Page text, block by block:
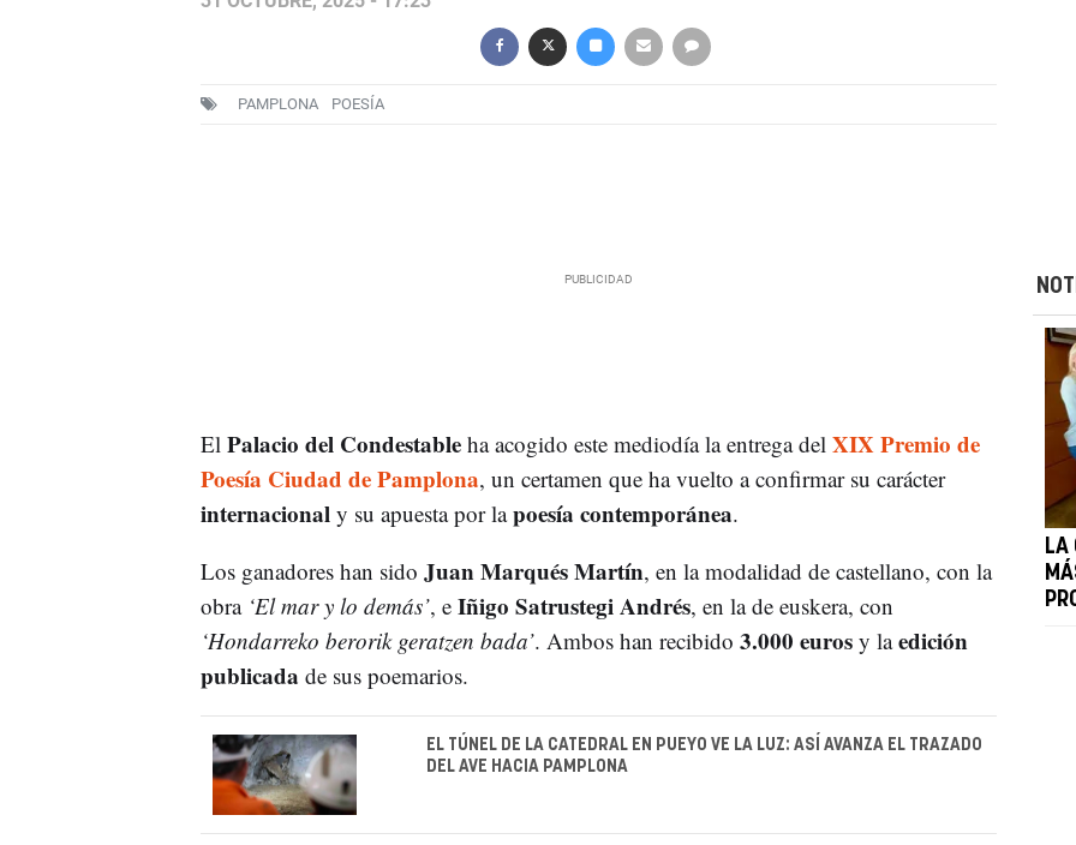
PAMPLONA POESÍA
El Palacio del Condestableha acogido este mediodía la entrega del XIX Premio de
Poesía Ciudad de Pamplona, un certamen que ha vuelto a confirmar su carácter
internacional y su apuesta por lapoesía contemporánea.
Los ganadores han sido Juan Marqués Martín, en la modalidad de castellano, con la
obra ‘El mar y lo demás’, e Iñigo Satrustegi Andrés, en la de euskera, con
‘Hondarreko berorik geratzen bada’. Ambos han recibido 3.000 eurosy laedición
publicada de sus poemarios.
EL TÚNEL DE LA CATEDRAL EN PUEYO VE LA LUZ: ASÍ AVANZA EL TRAZADO
DEL AVE HACIA PAMPLONA
LA